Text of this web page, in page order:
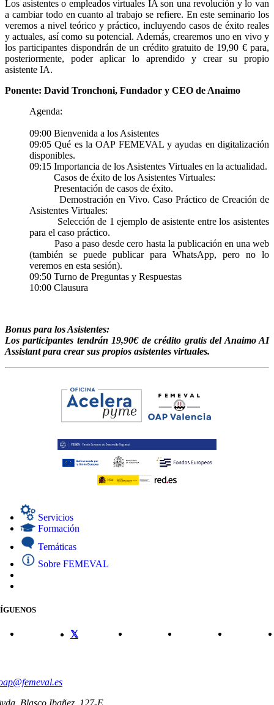
Los asistentes o empleados virtuales IA son una revolución y lo van
a cambiar todo en cuanto al trabajo se refiere. En este seminario los
veremos a nivel teórico y práctico, incluyendo casos de éxito reales
y actuales, así como su potencial. Además, crearemos uno en vivo y
los participantes dispondrán de un crédito gratuito de 19,90 € para,
posteriormente, poder aplicar lo aprendido y crear su propio
asistente IA.
Ponente: David Tronchoni, Fundador y CEO de Anaimo
Agenda:
09:00 Bienvenida a los Asistentes
09:05 Qué es la OAP FEMEVAL y ayudas en digitalización
disponibles.
09:15 Importancia de los Asistentes Virtuales en la actualidad.
Casos de éxito de los Asistentes Virtuales:
Presentación de casos de éxito.
Demostración en Vivo. Caso Práctico de Creación de
Asistentes Virtuales:
Selección de 1 ejemplo de asistente entre los asistentes
para el caso práctico.
Paso a paso desde cero hasta la publicación en una web
(también se puede publicar para WhatsApp, pero no lo
veremos en esta sesión).
09:50 Turno de Preguntas y Respuestas
10:00 Clausura
Bonus para los Asistentes:
Los participantes tendrán 19,90€ de crédito gratis del Anaimo AI
Assistant para crear sus propios asistentes virtuales.
Servicios
Formación
Temáticas
Sobre FEMEVAL